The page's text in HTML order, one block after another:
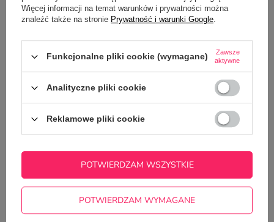
Potrzebujesz pomocy? Masz pytania?
Zadaj pytanie a my odpowiemy
niezwłocznie, najciekawsze pytania i
odpowiedzi publikując dla innych.
ZADAJ PYTANIE
Więcej informacji na temat warunków i prywatności można
znaleźć także na stronie Prywatność i warunki Google.
Funkcjonalne pliki cookie (wymagane)
Zawsze
aktywne
Analityczne pliki cookie
Reklamowe pliki cookie
POTWIERDZAM WYMAGANE
POTWIERDZAM WSZYSTKIE